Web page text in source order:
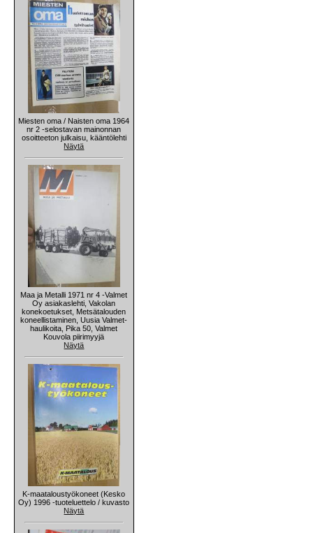
Miesten oma / Naisten oma 1964
nr 2 -selostavan mainonnan
osoitteeton julkaisu, kääntölehti
Näytä
Maa ja Metalli 1971 nr 4 -Valmet
Oy asiakaslehti, Vakolan
konekoetukset, Metsätalouden
koneellistaminen, Uusia Valmet-
haulikoita, Pika 50, Valmet
Kouvola piirimyyjä
Näytä
K-maataloustyökoneet (Kesko
Oy) 1996 -tuoteluettelo / kuvasto
Näytä